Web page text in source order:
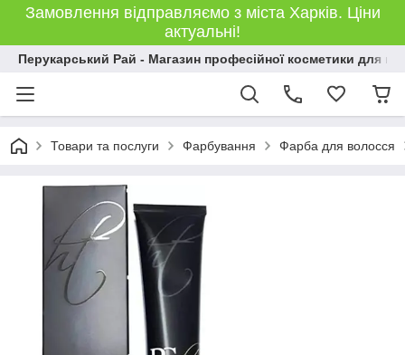
Замовлення відправляємо з міста Харків. Ціни
актуальні!
Перукарський Рай - Магазин професійної косметики для
Товари та послуги Фарбування Фарба для волосся